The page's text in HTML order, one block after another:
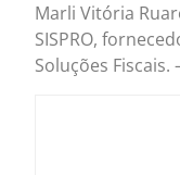
Marli Vitória
SISPRO,
Soluções Fiscais.